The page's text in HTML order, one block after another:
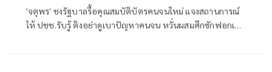
'จตุพร' ชงรัฐบาลรื้อคุณสมบัติบัตรคนจนใหม่ แจงสถานการณ์
ให้ ปชช.รับรู้ ติงอย่าดูเบาปัญหาคนจน หวั่นผสมศึกซักฟอกเปิด